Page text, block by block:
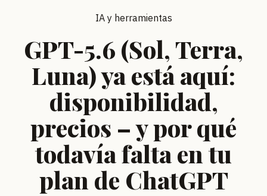
IA y herramientas
GPT-5.6 (Sol, Terra,
Luna) ya está aquí:
disponibilidad,
precios – y por qué
todavía falta en tu
plan de ChatGPT